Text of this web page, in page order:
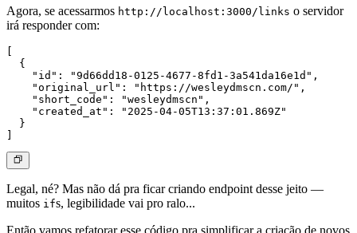
Agora, se acessarmos http://localhost:3000/links o servidor
irá responder com:
[
  {
    "id": "9d66dd18-0125-4677-8fd1-3a541da16e1d",
    "original_url": "https://wesleydmscn.com/",
    "short_code": "wesleydmscn",
    "created_at": "2025-04-05T13:37:01.869Z"
  }
Legal, né? Mas não dá pra ficar criando endpoint desse jeito —
muitos ifs, legibilidade vai pro ralo...
Então vamos refatorar esse código pra simplificar a criação de novos